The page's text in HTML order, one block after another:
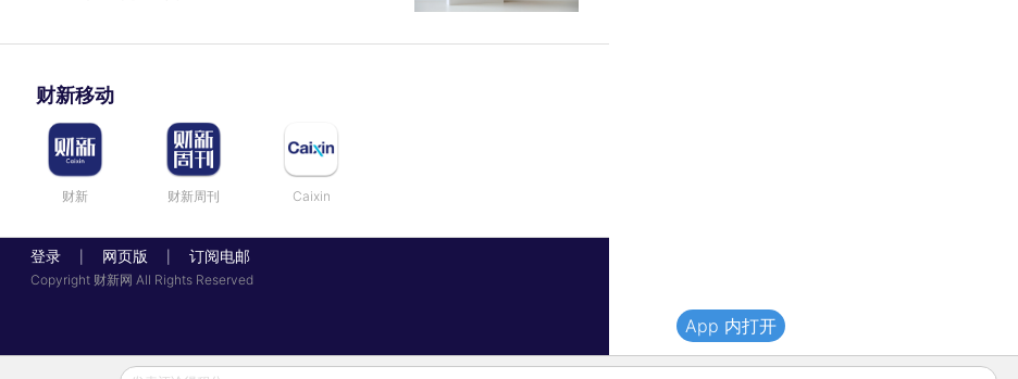
财新移动
财新 财新周刊 Caixin
登录 网页版 订阅电邮
Copyright 财新网 All Rights Reserved
App 内打开